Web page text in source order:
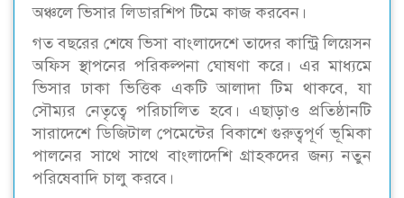
অঞ্চলে ভিসার লিডারশিপ টিমে কাজ করবেন।
গত বছরের শেষে ভিসা বাংলাদেশে তাদের কান্ট্রি লিয়েসন
অফিস স্থাপনের পরিকল্পনা ঘোষণা করে। এর মাধ্যমে
ভিসার ঢাকা ভিত্তিক একটি আলাদা টিম থাকবে, যা
সৌম্যর নেতৃত্বে পরিচালিত হবে। এছাড়াও প্রতিষ্ঠানটি
সারাদেশে ডিজিটাল পেমেন্টের বিকাশে গুরুত্বপূর্ণ ভূমিকা
পালনের সাথে সাথে বাংলাদেশি গ্রাহকদের জন্য নতুন
পরিষেবাদি চালু করবে।